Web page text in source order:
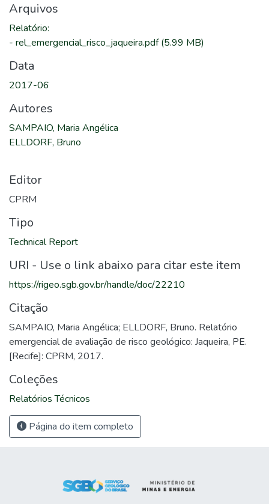
Arquivos
Relatório:
- rel_emergencial_risco_jaqueira.pdf(5.99 MB)
Data
2017-06
Autores
SAMPAIO, Maria Angélica
ELLDORF, Bruno
Editor
CPRM
Tipo
Technical Report
URI - Use o link abaixo para citar este item
https://rigeo.sgb.gov.br/handle/doc/22210
Citação
SAMPAIO, Maria Angélica; ELLDORF, Bruno. Relatório
emergencial de avaliação de risco geológico: Jaqueira, PE.
[Recife]: CPRM, 2017.
Coleções
Relatórios Técnicos
Página do item completo